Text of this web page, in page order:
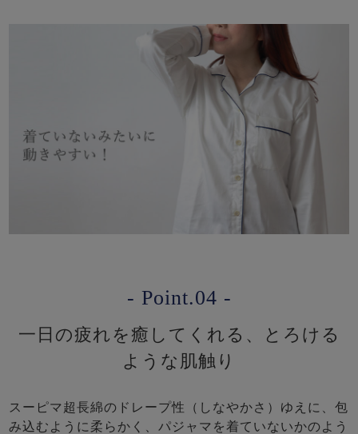
- Point.04 -
一日の疲れを癒してくれる、とろける
ような肌触り
スーピマ超長綿のドレープ性（しなやかさ）ゆえに、包
み込むように柔らかく、パジャマを着ていないかのよう